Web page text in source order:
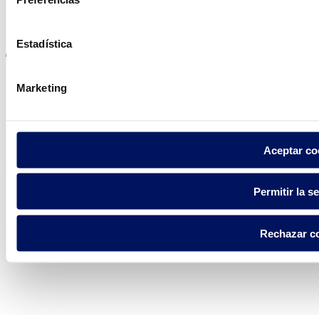
Estadística
Marketing
Aceptar
Permitir la
Rechazar
Aviso legal
Fluidra S.A. 2025